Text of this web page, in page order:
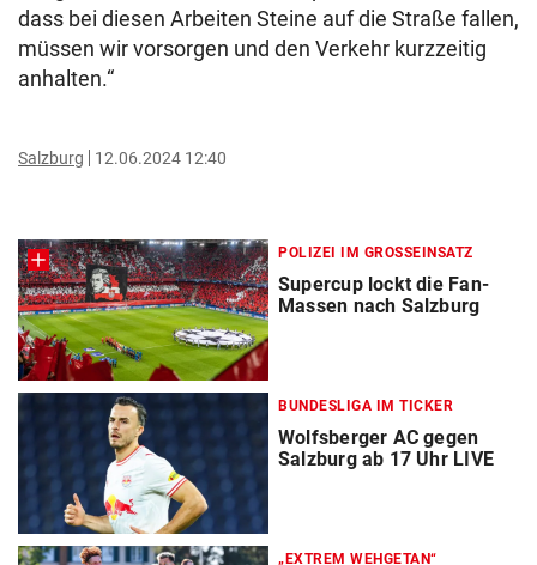
dass bei diesen Arbeiten Steine auf die Straße fallen,
müssen wir vorsorgen und den Verkehr kurzzeitig
anhalten.“
Salzburg 12.06.2024 12:40
POLIZEI IM GROSSEINSATZ
Supercup lockt die Fan-
Massen nach Salzburg
BUNDESLIGA IM TICKER
Wolfsberger AC gegen
Salzburg ab 17 Uhr LIVE
„EXTREM WEHGETAN“